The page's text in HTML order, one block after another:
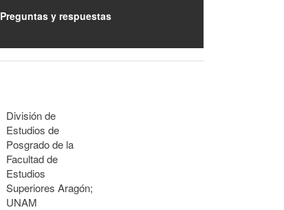
Preguntas y respuestas
División de
Estudios de
Posgrado de la
Facultad de
Estudios
Superiores Aragón;
UNAM